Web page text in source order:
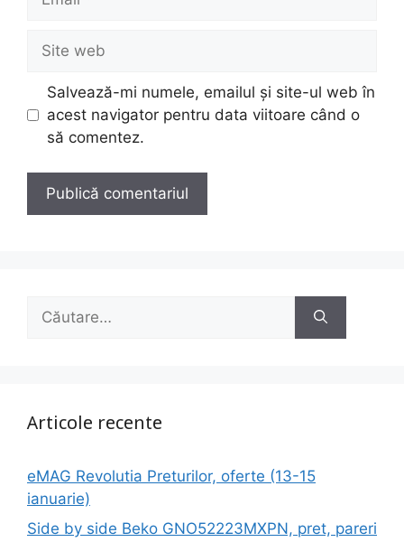
Site
web
Salvează-mi numele, emailul și site-ul web în
acest navigator pentru data viitoare când o
să comentez.
după:
Articole recente
eMAG Revolutia Preturilor, oferte (13-15
ianuarie)
Side by side Beko GNO52223MXPN, pret, pareri